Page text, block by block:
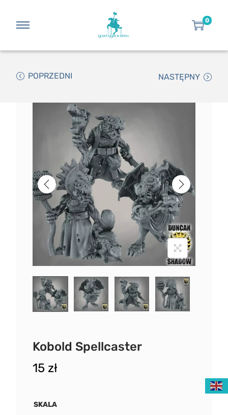
0
POPRZEDNI NASTĘPNY
Kobold Spellcaster
15 zł
SKALA